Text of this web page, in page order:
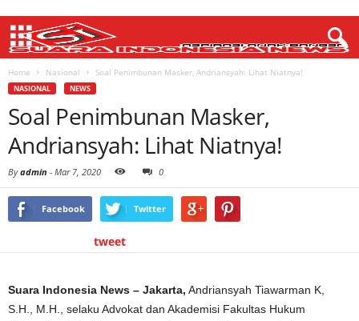
Home Nasional Soal Penimbunan Masker, Andriansyah: Lihat Niatnya!
NASIONAL NEWS
Soal Penimbunan Masker,
Andriansyah: Lihat Niatnya!
Byadmin - Mar 7, 2020 0
Facebook Twitter
tweet
Suara Indonesia News – Jakarta, Andriansyah Tiawarman K,
S.H., M.H., selaku Advokat dan Akademisi Fakultas Hukum